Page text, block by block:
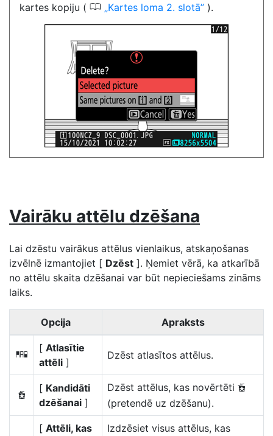
kartes kopiju ( 0 Kartes loma 2. slotā ).
Vairāku attēlu dzēšana
Lai dzēstu vairākus attēlus vienlaikus, atskaņošanas
izvēlnē izmantojiet [ Dzēst ]. Ņemiet vērā, ka atkarībā
no attēlu skaita dzēšanai var būt nepieciešams zināms
laiks.
Opcija Apraksts
Q
[ Atlasītie
attēli ]
Dzēst atlasītos attēlus.
d
[ Kandidāti
dzēšanai ]
Dzēst attēlus, kas novērtēti d
(pretendē uz dzēšanu).
[ Attēli, kas
Izdzēsiet visus attēlus, kas